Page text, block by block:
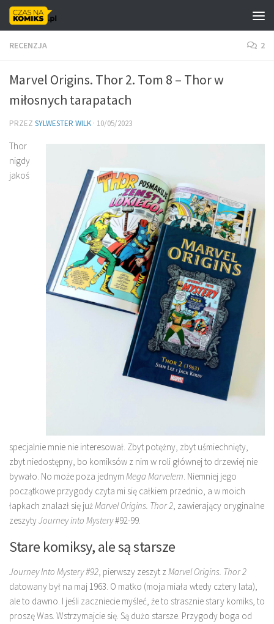
Skip to content
RECENZJA 2
Marvel Origins. Thor 2. Tom 8 – Thor w
miłosnych tarapatach
PRZEZ SYLWESTER WILK · 10/05/2023
Thor
nigdy
jakoś
specjalnie mnie nie interesował. Zbyt potężny, zbyt uśmiechnięty,
zbyt niedostępny, bo komiksów z nim w roli głównej to drzewiej nie
bywało. No może poza jednym Mega Marvelem. Niemniej jego
początkowe przygody czyta mi się całkiem przednio, a w moich
łapkach znalazł się jużMarvel Origins. Thor 2, zawierający oryginalne
zeszytyJourney into Mystery#92-99.
Stare komiksy, ale są starsze
Journey Into Mystery #92, pierwszy zeszyt z Marvel Origins. Thor 2
datowany był na maj 1963. O matko (moja miała wtedy cztery lata),
ale to dawno. I jeśli zaczniecie myśleć, że to strasznie stary komiks, to
proszę Was. Wstrzymajcie się. Są dużo starsze. Przygody boga od